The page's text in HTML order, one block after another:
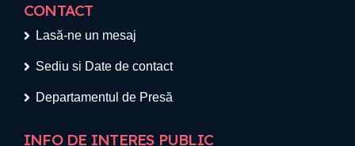
CONTACT
Lasă-ne un mesaj
Sediu si Date de contact
Departamentul de Presă
INFO DE INTERES PUBLIC